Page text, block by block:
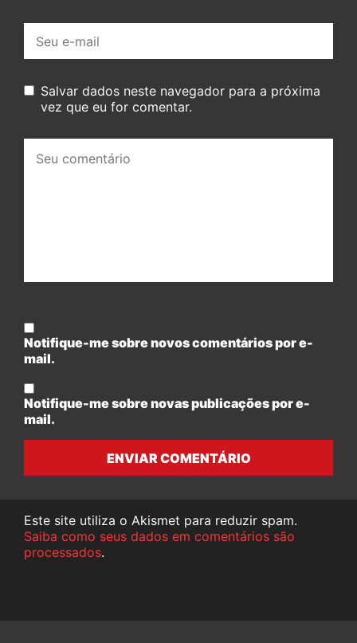
mail:
Salvar dados neste navegador para a próxima
vez que eu for comentar.
comentário:
Notifique-me sobre novos comentários por e-
mail.
Notifique-me sobre novas publicações por e-
mail.
ENVIAR COMENTÁRIO
Este site utiliza o Akismet para reduzir spam.
Saiba como seus dados em comentários são
processados.